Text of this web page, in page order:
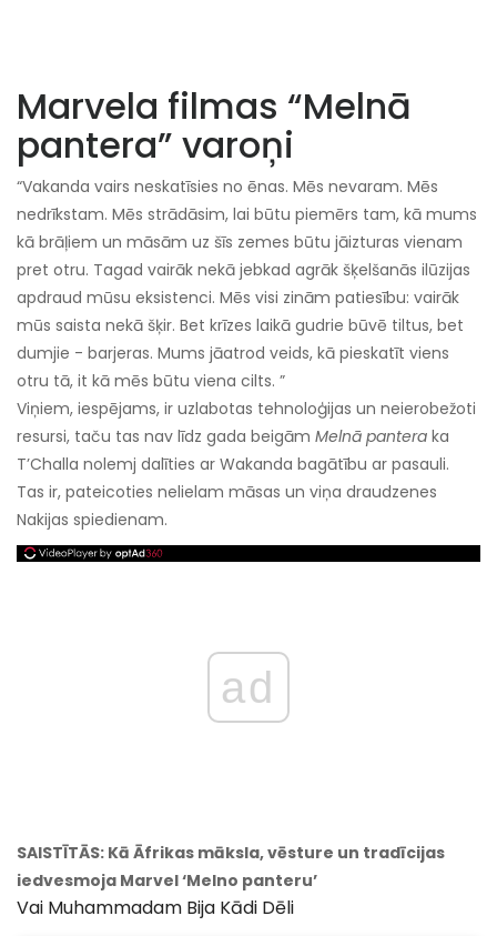
Marvela filmas “Melnā
pantera” varoņi
“Vakanda vairs neskatīsies no ēnas. Mēs nevaram. Mēs
nedrīkstam. Mēs strādāsim, lai būtu piemērs tam, kā mums
kā brāļiem un māsām uz šīs zemes būtu jāizturas vienam
pret otru. Tagad vairāk nekā jebkad agrāk šķelšanās ilūzijas
apdraud mūsu eksistenci. Mēs visi zinām patiesību: vairāk
mūs saista nekā šķir. Bet krīzes laikā gudrie būvē tiltus, bet
dumjie - barjeras. Mums jāatrod veids, kā pieskatīt viens
otru tā, it kā mēs būtu viena cilts. ”
Viņiem, iespējams, ir uzlabotas tehnoloģijas un neierobežoti
resursi, taču tas nav līdz gada beigām Melnā pantera ka
T’Challa nolemj dalīties ar Wakanda bagātību ar pasauli.
Tas ir, pateicoties nelielam māsas un viņa draudzenes
Nakijas spiedienam.
ad
SAISTĪTĀS: Kā Āfrikas māksla, vēsture un tradīcijas
iedvesmoja Marvel ‘Melno panteru’
Vai Muhammadam Bija Kādi Dēli